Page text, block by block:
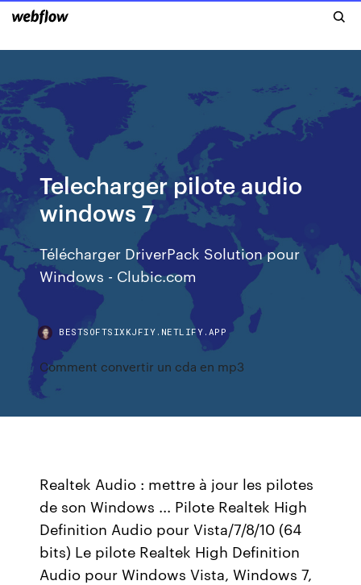
Telecharger pilote audio
windows 7
Télécharger DriverPack Solution pour
Windows - Clubic.com
BESTSOFTSIXKJFIY.NETLIFY.APP
Comment convertir un cda en mp3
Realtek Audio : mettre à jour les pilotes
de son Windows ... Pilote Realtek High
Definition Audio pour Vista/7/8/10 (64
bits) Le pilote Realtek High Definition
Audio pour Windows Vista, Windows 7,